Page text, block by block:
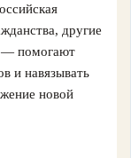
другие
— помогают
и навязывать
новой